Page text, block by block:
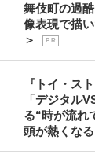
舞伎町の過
像表現で描
＞
P R
『トイ・ス
「デジタル
る“時が流れ
頭が熱くなる